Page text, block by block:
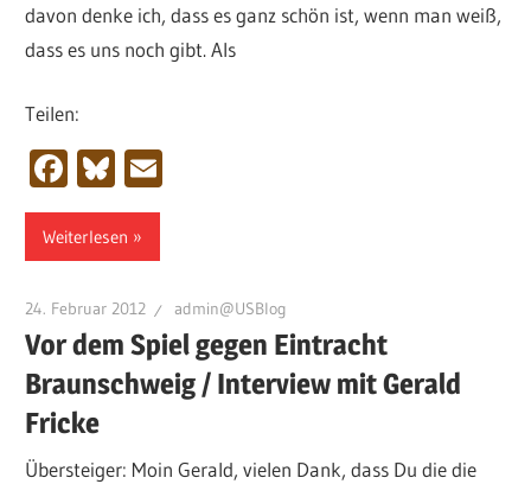
davon denke ich, dass es ganz schön ist, wenn man weiß,
dass es uns noch gibt. Als
Teilen:
Facebook
Bluesky
Weiterlesen
24. Februar 2012 admin@USBlog
Vor dem Spiel gegen Eintracht
Braunschweig / Interview mit Gerald
Fricke
Übersteiger: Moin Gerald, vielen Dank, dass Du die die